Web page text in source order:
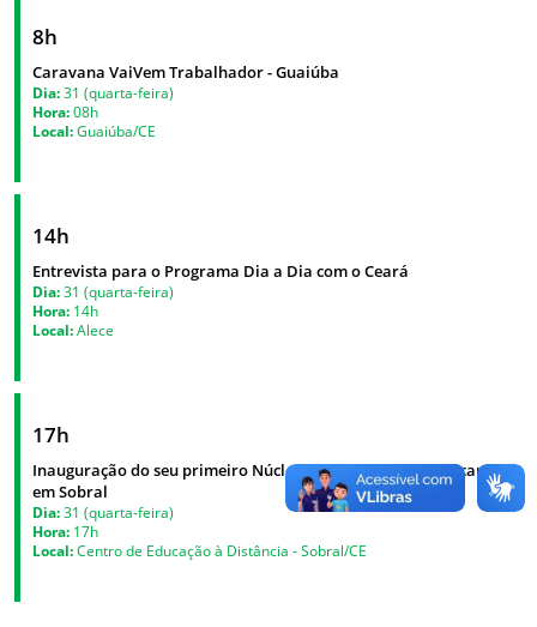
8h
Caravana VaiVem Trabalhador - Guaiúba
Dia:31 (quarta-feira)
Hora:08h
Local:Guaiúba/CE
14h
Entrevista para o Programa Dia a Dia com o Ceará
Dia:31 (quarta-feira)
Hora: 14h
Local:Alece
17h
Inauguração do seu primeiro Núcleo do programa Qualificar+
em Sobral
Dia:31 (quarta-feira)
Hora: 17h
Local:Centro de Educação à Distância - Sobral/CE